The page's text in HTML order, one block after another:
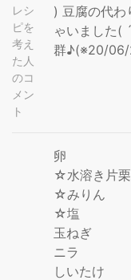
レシ
ピを
考え
た人
のコ
メン
ト
) 豆腐の代わ
ゃいました(
群♪(※20/06/
卵
☆水溶き片
☆みりん
☆塩
玉ねぎ
ニラ
しいたけ